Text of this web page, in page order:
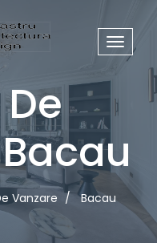
Meniu
site
Vanzare Bacau